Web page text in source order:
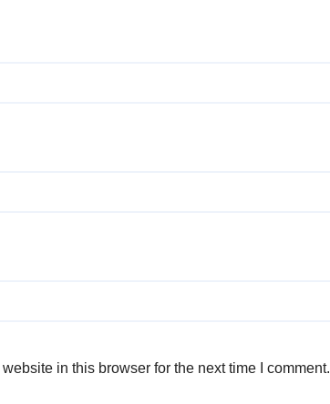
in this browser for the next time I comment.